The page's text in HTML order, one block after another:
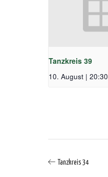
Tanzkreis 39
10. August | 20:30
Tanzkreis 34